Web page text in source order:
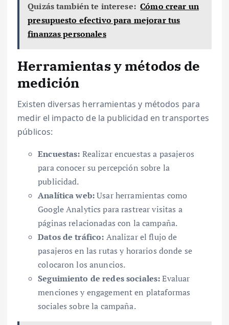
Quizás también te interese: Cómo crear un
presupuesto efectivo para mejorar tus
finanzas personales
Herramientas y métodos de
medición
Existen diversas herramientas y métodos para
medir el impacto de la publicidad en transportes
públicos:
Encuestas: Realizar encuestas a pasajeros
para conocer su percepción sobre la
publicidad.
Analítica web:Usar herramientas como
Google Analytics para rastrear visitas a
páginas relacionadas con la campaña.
Datos de tráfico: Analizar el flujo de
pasajeros en las rutas y horarios donde se
colocaron los anuncios.
Seguimiento de redes sociales:Evaluar
menciones y engagement en plataformas
sociales sobre la campaña.